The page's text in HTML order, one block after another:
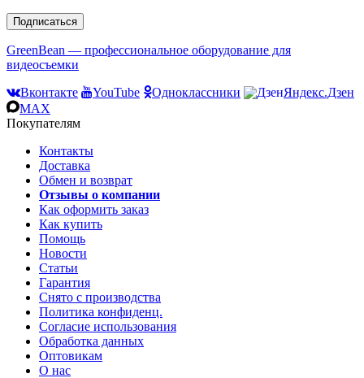
Подписаться
GreenBean — профессиональное оборудование для
видеосъемки
Вконтакте
YouTube Одноклассники
Яндекс.Дзен
MAX
Покупателям
Контакты
Доставка
Обмен и возврат
Отзывы о компании
Как оформить заказ
Как купить
Помощь
Новости
Статьи
Гарантия
Снято с производства
Политика конфиденц.
Согласие использования
Обработка данных
Оптовикам
О нас